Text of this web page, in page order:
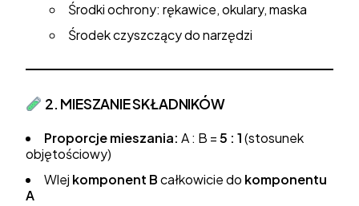
Środki ochrony: rękawice, okulary, maska
Środek czyszczący do narzędzi
2. MIESZANIE SKŁADNIKÓW
Proporcje mieszania: A : B =5 : 1(stosunek
objętościowy)
Wlej komponent Bcałkowicie do komponentu
A